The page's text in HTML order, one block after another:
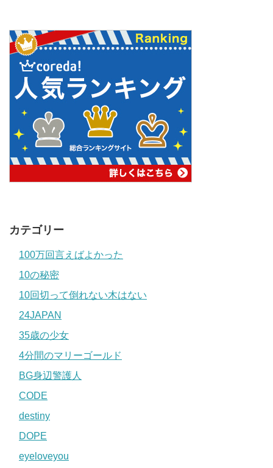
カテゴリー
100万回言えばよかった
10の秘密
10回切って倒れない木はない
24JAPAN
35歳の少女
4分間のマリーゴールド
BG身辺警護人
CODE
destiny
DOPE
eyeloveyou